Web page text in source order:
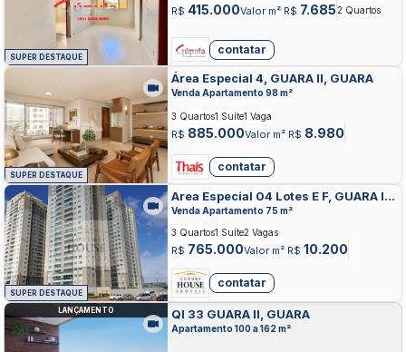
SUPER DESTAQUE
R$ 415.000Valor m² R$ 7.6852 Quartos
contatar
SUPER DESTAQUE
Área Especial 4, GUARA II, GUARA
Venda Apartamento 98 m²
R$ 885.000Valor m² R$ 8.980
3 Quartos1 Suíte1 Vaga
contatar
SUPER DESTAQUE
Area Especial 04 Lotes E F, GUARA II,
GUARA
Venda Apartamento 75 m²
R$ 765.000Valor m² R$ 10.200
3 Quartos1 Suíte2 Vagas
contatar
LANÇAMENTO QI 33 GUARA II, GUARA
Apartamento 100 a 162 m²